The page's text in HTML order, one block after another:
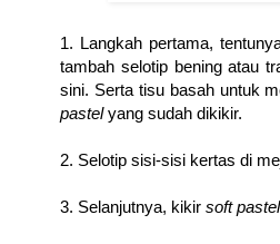
1. Langkah pertama,
tambah selotip bening atau
sini. Serta tisu basah untuk
pastelyang sudah dikikir.
2. Selotip sisi-sisi kertas di
3. Selanjutnya, kikir soft pastel